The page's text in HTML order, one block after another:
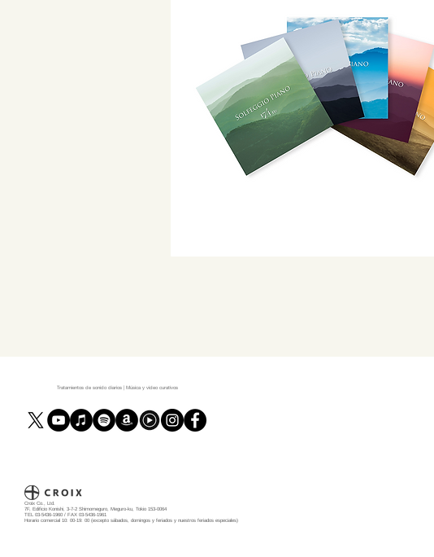
Tratamientos de sonido diarios | Música y video curativos
Croix Co., Ltd.
7F, Edificio Konishi, 3-7-2 Shimomeguro, Meguro-ku, Tokio 153-0064
TEL 03-5436-1960 / FAX 03-5436-1961
Horario comercial 10: 00-19: 00 (excepto sábados, domingos y feriados y nuestros feriados especiales)